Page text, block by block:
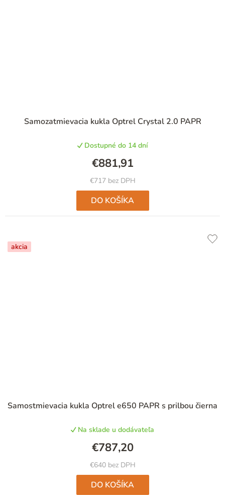
Samozatmievacia kukla Optrel Crystal 2.0 PAPR
Dostupné do 14 dní
€717 bez DPH
€881,91
DO KOŠÍKA
akcia
Samostmievacia kukla Optrel e650 PAPR s prilbou čierna
Na sklade u dodávateľa
€640 bez DPH
€787,20
DO KOŠÍKA